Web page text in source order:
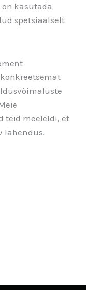
kasutada
spetsiaalselt
teid meeleldi, et
lahendus.